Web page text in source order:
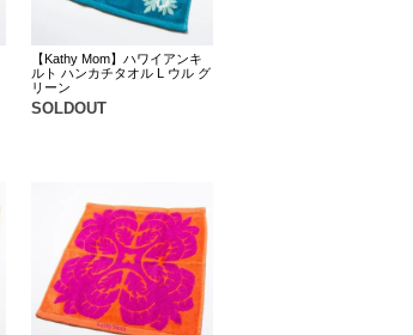
【Kathy Mom】ハワイアンキ
ルト ハンカチタオル L ウル グ
リーン
SOLDOUT